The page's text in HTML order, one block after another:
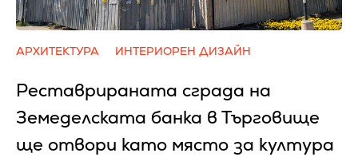
АРХИТЕКТУРА ИНТЕРИОРЕН ДИЗАЙН
Реставрираната сграда на
Земеделската банка в Търговище
ще отвори като място за култура